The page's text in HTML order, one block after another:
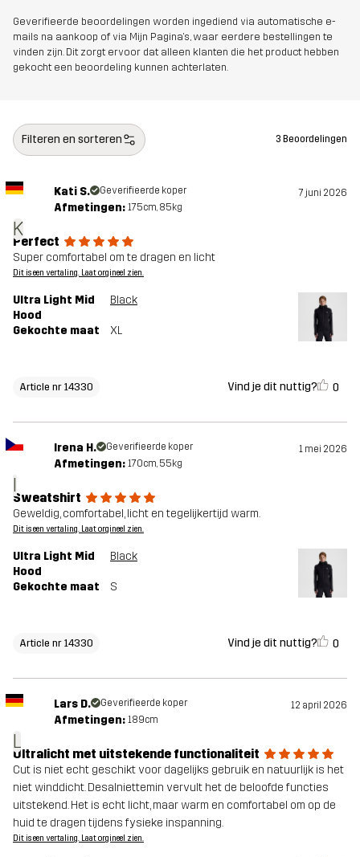
Geverifieerde beoordelingen worden ingediend via automatische e-
mails na aankoop of via Mijn Pagina's, waar eerdere bestellingen te
vinden zijn. Dit zorgt ervoor dat alleen klanten die het product hebben
gekocht een beoordeling kunnen achterlaten.
Filteren en sorteren 3 Beoordelingen
K
Kati S. Geverifieerde koper 7 juni 2026
Afmetingen: 175cm, 85kg
Perfect
Super comfortabel om te dragen en licht
Dit is een vertaling. Laat orgineel zien.
Ultra Light Mid
Hood
Black
Gekochte maat XL
Article nr 14330 Vind je dit nuttig? 0
I
Irena H. Geverifieerde koper 1 mei 2026
Afmetingen: 170cm, 55kg
Sweatshirt
Geweldig, comfortabel, licht en tegelijkertijd warm.
Dit is een vertaling. Laat orgineel zien.
Ultra Light Mid
Hood
Black
Gekochte maat S
Article nr 14330 Vind je dit nuttig? 0
L
Lars D. Geverifieerde koper 12 april 2026
Afmetingen: 189cm
Ultralicht met uitstekende functionaliteit
Cut is niet echt geschikt voor dagelijks gebruik en natuurlijk is het
niet winddicht. Desalniettemin vervult het de beloofde functies
uitstekend. Het is echt licht, maar warm en comfortabel om op de
huid te dragen tijdens fysieke inspanning.
Dit is een vertaling. Laat orgineel zien.